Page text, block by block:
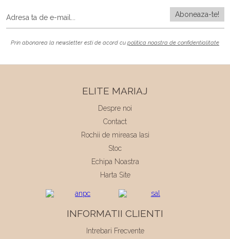
Prin abonarea la newsletter esti de acord cu politica noastra de confidentialitate
ELITE MARIAJ
Despre noi
Contact
Rochii de mireasa Iasi
Stoc
Echipa Noastra
Harta Site
INFORMATII CLIENTI
Intrebari Frecvente